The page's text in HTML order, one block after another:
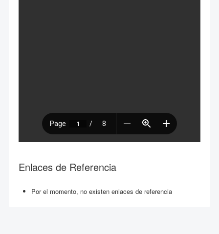
Enlaces de Referencia
Por el momento, no existen enlaces de referencia